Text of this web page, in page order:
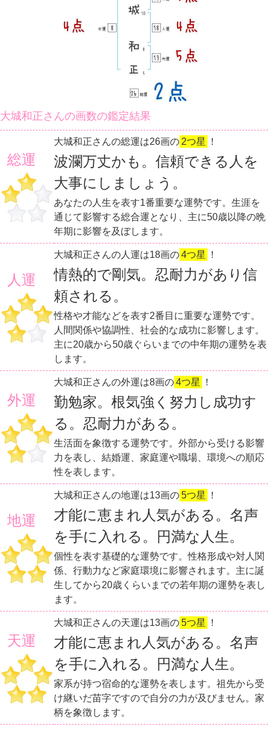
大城和正さんの画数の鑑定結果
総運
大城和正さんの総運は26画の 2つ星 ！
波瀾万丈かも。信頼できる人を
大事にしましょう。
あなたの人生を表す1番重要な運勢です。生涯を
通じて影響する総合運となり、主に50歳以降の晩
年期に影響を及ぼします。
人運
大城和正さんの人運は18画の4つ星 ！
情熱的で剛気。忍耐力があり信
頼される。
性格や才能などを表す2番目に重要な運勢です。
人間関係や協調性、社会的な成功に影響します。
主に20歳から50歳ぐらいまでの中年期の運勢を表
します。
外運
大城和正さんの外運は8画の4つ星 ！
勤勉家。根気強く努力し成功す
る。忍耐力がある。
生活面を象徴する運勢です。外部から受ける影響
力を表し、結婚運、家庭運や職場、環境への順応
性を表します。
地運
大城和正さんの地運は13画の5つ星 ！
才能に恵まれ人気がある。名声
を手に入れる。円満な人生。
個性を表す基礎的な運勢です。性格形成や対人関
係、行動力など家庭環境に影響されます。主に誕
生してから20歳くらいまでの若年期の運勢を表し
ます。
天運
大城和正さんの天運は13画の5つ星 ！
才能に恵まれ人気がある。名声
を手に入れる。円満な人生。
家系が持つ宿命的な運勢を表します。祖先から受
け継いだ苗字ですので自分の力が及びません。家
柄を象徴します。